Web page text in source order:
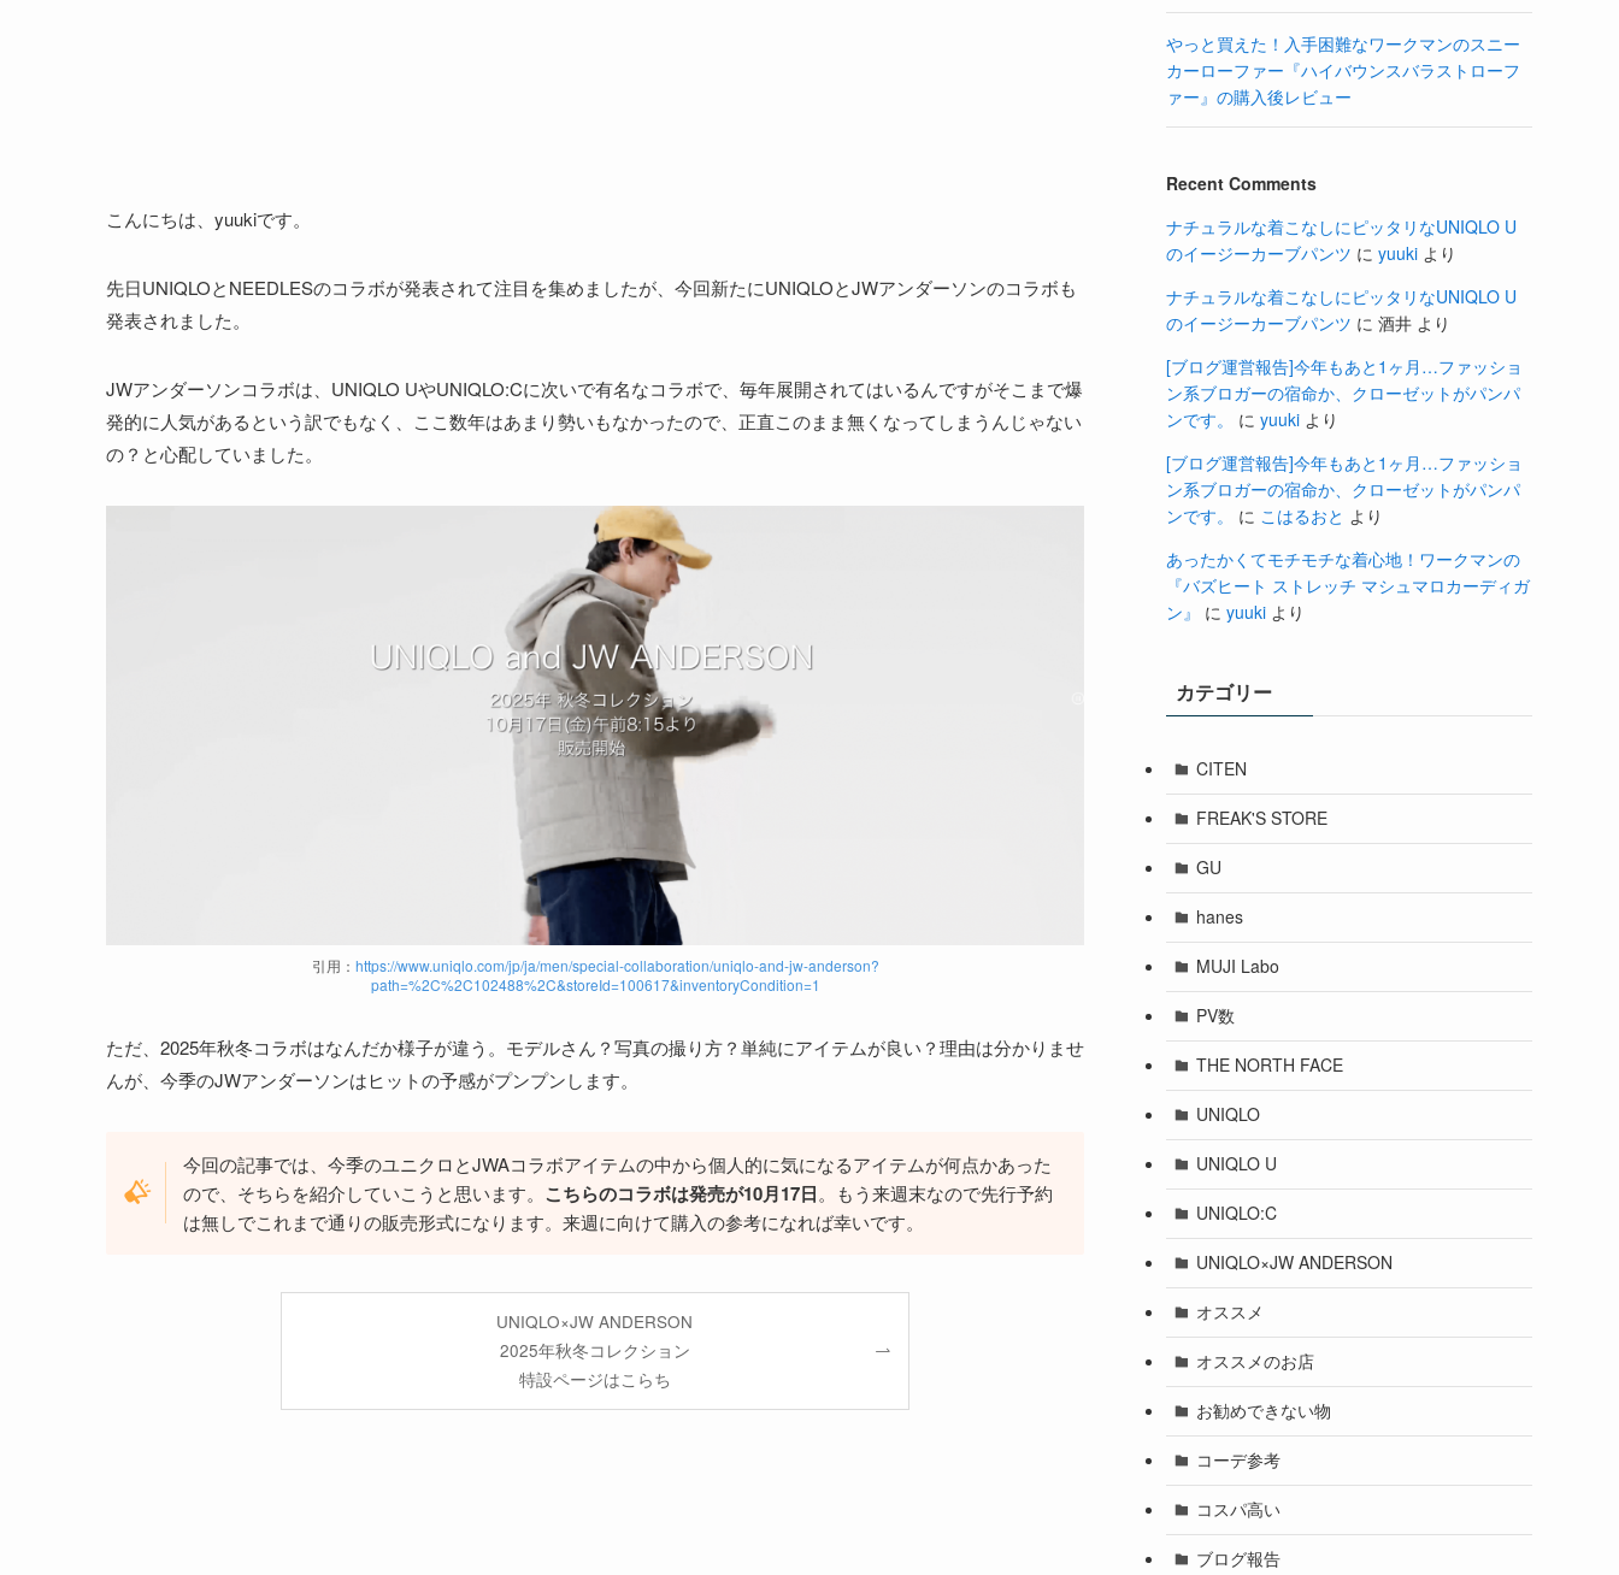
こんにちは、yuukiです。
先日UNIQLOとNEEDLESのコラボが発表されて注目を集めましたが、今回新たにUNIQLOとJWアンダーソンのコラボも
発表されました。
JWアンダーソンコラボは、UNIQLO UやUNIQLO:Cに次いで有名なコラボで、毎年展開されてはいるんですがそこまで爆
発的に人気があるという訳でもなく、ここ数年はあまり勢いもなかったので、正直このまま無くなってしまうんじゃない
の？と心配していました。
引用： https://www.uniqlo.com/jp/ja/men/special-collaboration/uniqlo-and-jw-anderson?
path=%2C%2C102488%2C&storeId=100617&inventoryCondition=1
ただ、2025年秋冬コラボはなんだか様子が違う。モデルさん？写真の撮り方？単純にアイテムが良い？理由は分かりませ
んが、今季のJWアンダーソンはヒットの予感がプンプンします。
今回の記事では、今季のユニクロとJWAコラボアイテムの中から個人的に気になるアイテムが何点かあった
ので、そちらを紹介していこうと思います。 こちらのコラボは発売が10月17日。もう来週末なので先行予約
は無しでこれまで通りの販売形式になります。来週に向けて購入の参考になれば幸いです。
UNIQLO×JW ANDERSON
2025年秋冬コレクション
特設ページはこらち
やっと買えた！入手困難なワークマンのスニー
カーローファー『ハイバウンスバラストローフ
ァー』の購入後レビュー
Recent Comments
ナチュラルな着こなしにピッタリなUNIQLO U
のイージーカーブパンツ に yuuki より
ナチュラルな着こなしにピッタリなUNIQLO U
のイージーカーブパンツ に 酒井 より
[ブログ運営報告]今年もあと1ヶ月…ファッショ
ン系ブロガーの宿命か、クローゼットがパンパ
ンです。
に yuuki より
[ブログ運営報告]今年もあと1ヶ月…ファッショ
ン系ブロガーの宿命か、クローゼットがパンパ
ンです。
に こはるおと より
あったかくてモチモチな着心地！ワークマンの
『バズヒート ストレッチ マシュマロカーディガ
ン』
に yuuki より
カテゴリー
CITEN
FREAK'S STORE
GU
hanes
MUJI Labo
PV数
THE NORTH FACE
UNIQLO
UNIQLO U
UNIQLO:C
UNIQLO×JW ANDERSON
オススメ
オススメのお店
お勧めできない物
コーデ参考
コスパ高い
ブログ報告